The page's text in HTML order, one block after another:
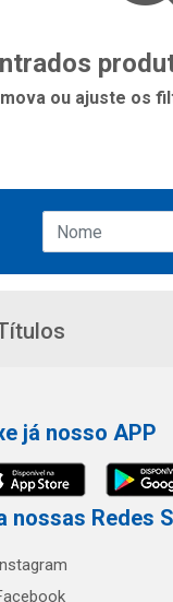
ou ajuste os
já nosso APP
nossas Redes